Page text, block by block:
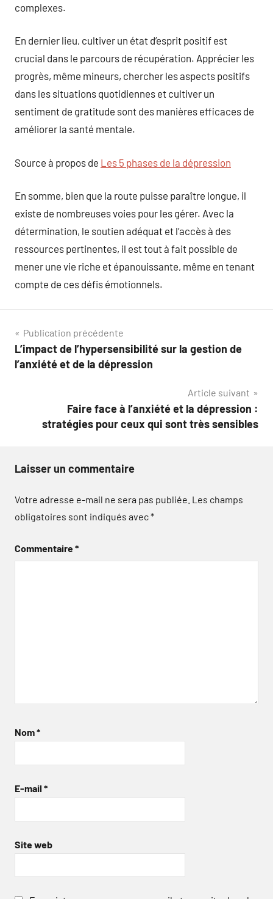
complexes.
En dernier lieu, cultiver un état d’esprit positif est
crucial dans le parcours de récupération. Apprécier les
progrès, même mineurs, chercher les aspects positifs
dans les situations quotidiennes et cultiver un
sentiment de gratitude sont des manières efficaces de
améliorer la santé mentale.
Source à propos de Les 5 phases de la dépression
En somme, bien que la route puisse paraître longue, il
existe de nombreuses voies pour les gérer. Avec la
détermination, le soutien adéquat et l’accès à des
ressources pertinentes, il est tout à fait possible de
mener une vie riche et épanouissante, même en tenant
compte de ces défis émotionnels.
Navigation
de
Publication précédente
L’impact de l’hypersensibilité sur la gestion de
l’anxiété et de la dépression
Article suivant
Faire face à l’anxiété et la dépression :
stratégies pour ceux qui sont très sensibles
Laisser un commentaire
Votre adresse e-mail ne sera pas publiée. Les champs
obligatoires sont indiqués avec*
Commentaire*
Nom*
E-mail *
Site web